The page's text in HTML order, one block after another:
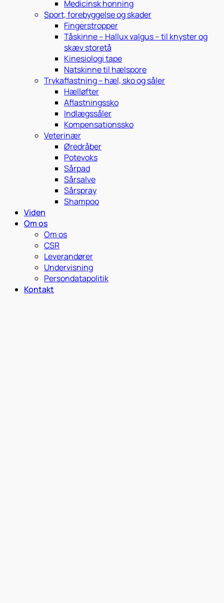
Medicinsk honning
Sport, forebyggelse og skader
Fingerstropper
Tåskinne – Hallux valgus – til knyster og
skæv storetå
Kinesiologi tape
Natskinne til hælspore
Trykaflastning – hæl, sko og såler
Hælløfter
Aflastningssko
Indlægssåler
Kompensationssko
Veterinær
Øredråber
Potevoks
Sårpad
Sårsalve
Sårspray
Shampoo
Viden
Om os
Om os
CSR
Leverandører
Undervisning
Persondatapolitik
Kontakt